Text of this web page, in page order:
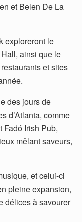
et Belen De La
exploreront le
ainsi que le
et sites
des jours de
d’Atlanta, comme
Fadó Irish Pub,
mêlant saveurs,
et celui-ci
pleine expansion,
délices à savourer